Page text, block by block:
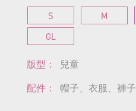
S M
GL
版型： 兒童
配件： 帽子、衣服、褲子